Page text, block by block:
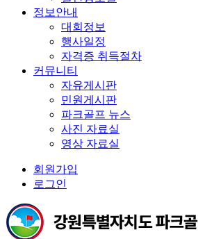
정보안내
대회정보
행사일정
자격증 취득절차
커뮤니티
자유게시판
민원게시판
파크골프 뉴스
사진 자료실
영상 자료실
회원가입
로그인